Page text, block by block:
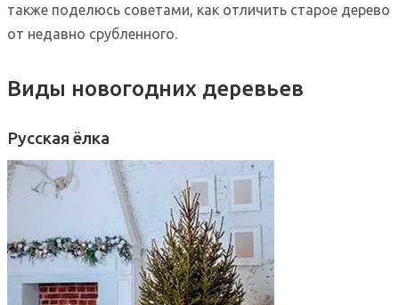
также поделюсь советами, как отличить старое дерево
от недавно срубленного.
Виды новогодних деревьев
Русская ёлка